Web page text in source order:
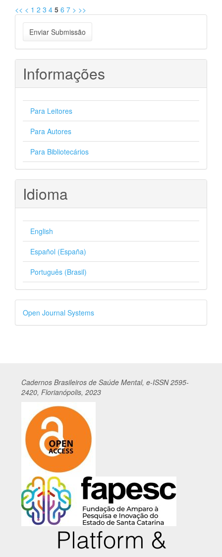
<< < 1 2 3 4 5 6 7 > >>
Enviar
Submissão
Enviar Submissão
Informações
Para Leitores
Para Autores
Para Bibliotecários
Idioma
English
Español (España)
Português (Brasil)
Desenvolvido
por
Open Journal Systems
Cadernos Brasileiros de Saúde Mental, e-ISSN 2595-
2420, Florianópolis, 2023